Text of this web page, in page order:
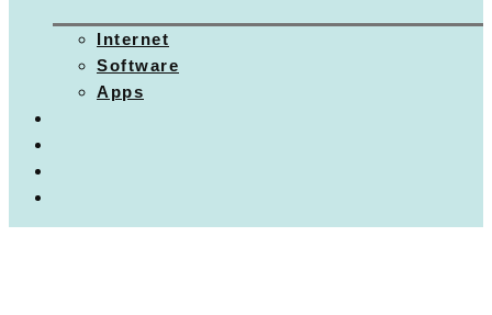
Internet
Software
Apps